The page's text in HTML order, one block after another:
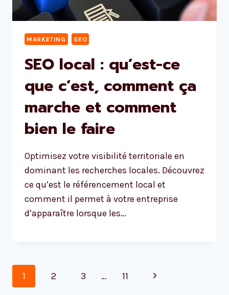
MARKETING SEO
SEO local : qu’est-ce
que c’est, comment ça
marche et comment
bien le faire
Optimisez votre visibilité territoriale en
dominant les recherches locales. Découvrez
ce qu’est le référencement local et
comment il permet à votre entreprise
d’apparaître lorsque les…
Page
navigation
1 2 3 … 11
Next